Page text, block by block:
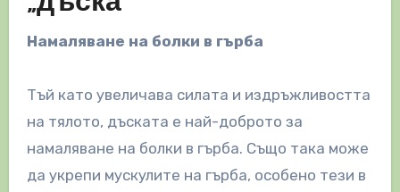
Намаляване на болки в гърба
Тъй като увеличава силата и издръжливостта
на тялото, дъската е най-доброто за
намаляване на болки в гърба. Също така може
да укрепи мускулите на гърба, особено тези в